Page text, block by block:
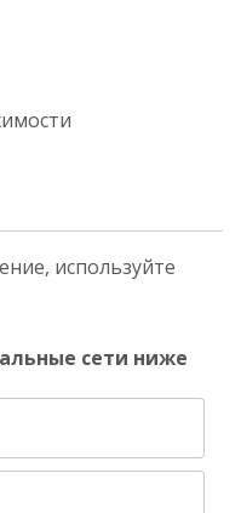
используйте
сети ниже